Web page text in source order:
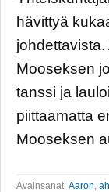
hävittyä
Mooseksen
tanssi ja
piittaamatta
Mooseksen
Avainsanat: Aaron